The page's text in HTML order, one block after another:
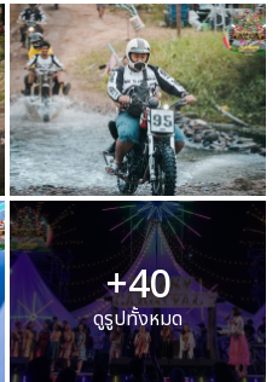
+40
ดูรูปทั้งหมด